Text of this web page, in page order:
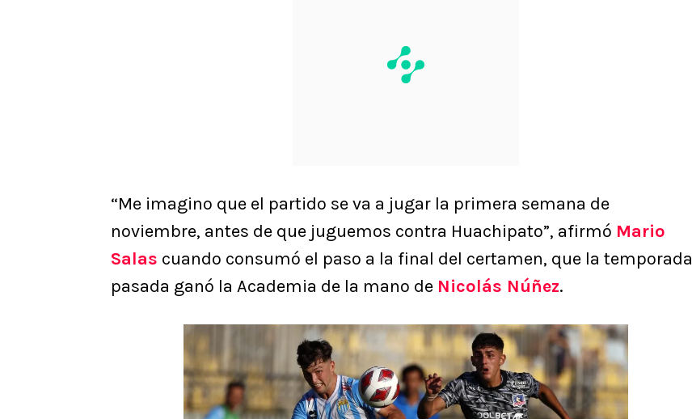
“Me imagino que el partido se va a jugar la primera semana de
noviembre, antes de que juguemos contra Huachipato”, afirmó Mario
Salas cuando consumó el paso a la final del certamen, que la temporada
pasada ganó la Academia de la mano de Nicolás Núñez.